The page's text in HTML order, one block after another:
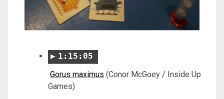
1:15:05
Gorus maximus (Conor McGoey / Inside Up
Games)